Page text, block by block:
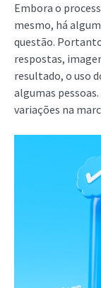
Embora o
mesmo, há
questão.
respostas,
resultado, o uso
algumas
variações na